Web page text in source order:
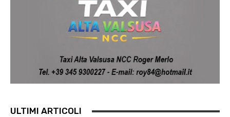
ULTIMI ARTICOLI